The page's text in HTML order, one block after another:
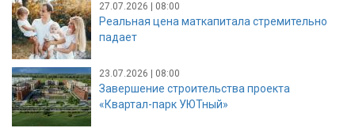
27.07.2026 | 08:00
Реальная цена маткапитала стремительно
падает
23.07.2026 | 08:00
Завершение строительства проекта
«Квартал-парк УЮТный»